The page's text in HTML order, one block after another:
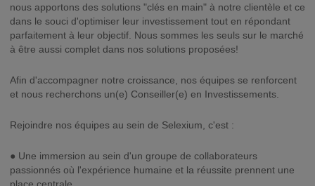
nous apportons des solutions "clés en main" à notre clientèle et ce
dans le souci d'optimiser leur investissement tout en répondant
parfaitement à leur objectif. Nous sommes les seuls sur le marché
à être aussi complet dans nos solutions proposées!
Afin d'accompagner notre croissance, nos équipes se renforcent
et nous recherchons un(e) Conseiller(e) en Investissements.
Rejoindre nos équipes au sein de Selexium, c'est :
● Une immersion au sein d'un groupe de collaborateurs
passionnés où l'expérience humaine et la réussite prennent une